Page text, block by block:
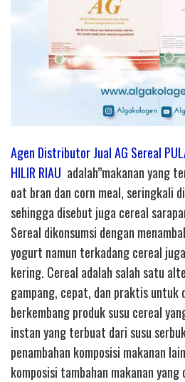
Agen Distributor Jual AG Sereal
HILIR RIAU adalah”makanan yang
oat bran dan corn meal, seringkali
sehingga disebut juga cereal
Sereal dikonsumsi dengan
yogurt namun terkadang cereal
kering. Cereal adalah salah satu
gampang, cepat, dan praktis untuk
berkembang produk susu cereal
instan yang terbuat dari susu
penambahan komposisi makanan
komposisi tambahan makanan yang